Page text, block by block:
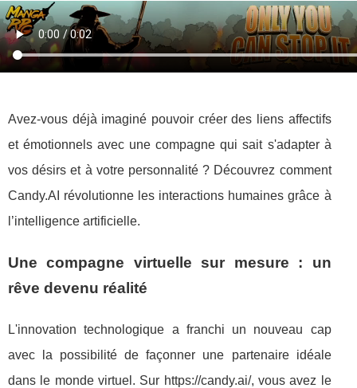
Avez-vous déjà imaginé pouvoir créer des liens affectifs
et émotionnels avec une compagne qui sait s'adapter à
vos désirs et à votre personnalité ? Découvrez comment
Candy.AI révolutionne les interactions humaines grâce à
l’intelligence artificielle.
Une compagne virtuelle sur mesure : un
rêve devenu réalité
L'innovation technologique a franchi un nouveau cap
avec la possibilité de façonner une partenaire idéale
dans le monde virtuel. Sur https://candy.ai/, vous avez le